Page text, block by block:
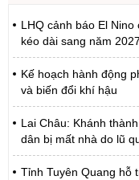
LHQ cảnh báo El
kéo dài sang năm 2027
Kế hoạch hành động
và biến đổi khí hậu
Lai Châu: Khánh
dân bị mất nhà do lũ
Tỉnh Tuyên Quang hỗ